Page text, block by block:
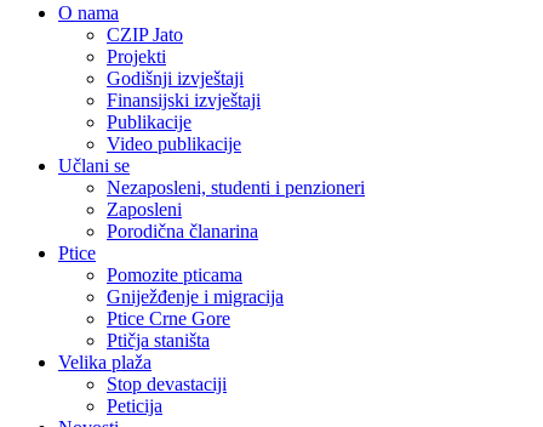
O nama
CZIP Jato
Projekti
Godišnji izvještaji
Finansijski izvještaji
Publikacije
Video publikacije
Učlani se
Nezaposleni, studenti i penzioneri
Zaposleni
Porodična članarina
Ptice
Pomozite pticama
Gniježđenje i migracija
Ptice Crne Gore
Ptičja staništa
Velika plaža
Stop devastaciji
Peticija